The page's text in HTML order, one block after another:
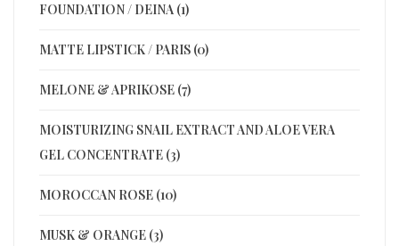
FOUNDATION / DEINA (1)
MATTE LIPSTICK / PARIS (0)
MELONE & APRIKOSE (7)
MOISTURIZING SNAIL EXTRACT AND ALOE VERA
GEL CONCENTRATE (3)
MOROCCAN ROSE (10)
MUSK & ORANGE (3)